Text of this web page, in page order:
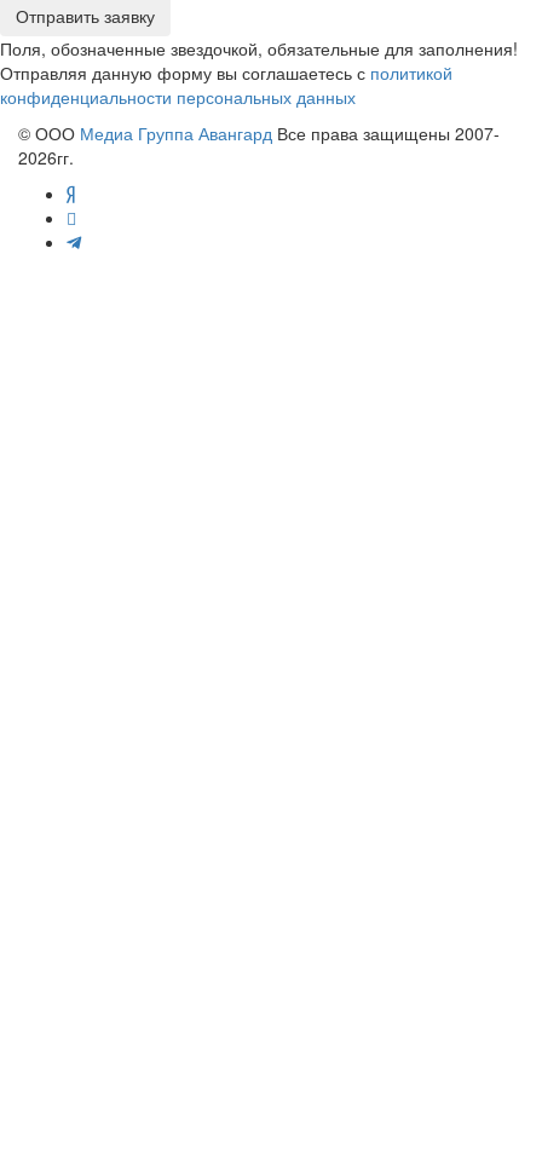
Отправить заявку
Поля, обозначенные звездочкой, обязательные для заполнения!
Отправляя данную форму вы соглашаетесь с политикой
конфиденциальности персональных данных
© ООО Медиа Группа Авангард Все права защищены 2007-
2026гг.